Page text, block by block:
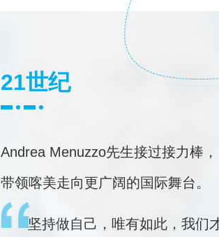
21世纪
Andrea Menuzzo先生接过接力棒，
带领喀美走向更广阔的国际舞台。
坚持做自己，唯有如此，我们